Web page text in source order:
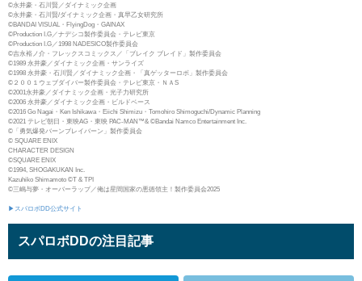
©永井豪・石川賢／ダイナミック企画
©永井豪・石川賢/ダイナミック企画・真早乙女研究所
©BANDAI VISUAL・FlyingDog・GAINAX
©Production I.G／ナデシコ製作委員会・テレビ東京
©Production I.G／1998 NADESICO製作委員会
©吉永裕ノ介・フレックスコミックス／「ブレイク ブレイド」製作委員会
©1989 永井豪／ダイナミック企画・サンライズ
©1998 永井豪・石川賢／ダイナミック企画・「真ゲッターロボ」製作委員会
©２００１ウェブダイバー製作委員会・テレビ東京・ＮＡS
©2001永井豪／ダイナミック企画・光子力研究所
©2006 永井豪／ダイナミック企画・ビルドベース
©2016 Go Nagai・Ken Ishikawa・Eiichi Shimizu・Tomohiro Shimoguchi/Dynamic Planning
©2021 テレビ朝日・東映AG・東映 PAC-MAN™& ©Bandai Namco Entertainment Inc.
©「勇気爆発バーンブレイバーン」製作委員会
© SQUARE ENIX
CHARACTER DESIGN
©SQUARE ENIX
©1994, SHOGAKUKAN Inc.
Kazuhiko Shimamoto ©T & TPI
©三嶋与夢・オーバーラップ／俺は星間国家の悪徳領主！製作委員会2025
▶スパロボDD公式サイト
スパロボDDの注目記事